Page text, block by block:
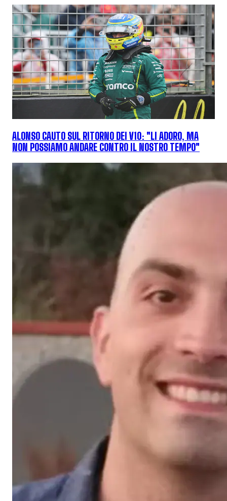
ALONSO CAUTO SUL RITORNO DEI V10: "LI ADORO, MA
NON POSSIAMO ANDARE CONTRO IL NOSTRO TEMPO"